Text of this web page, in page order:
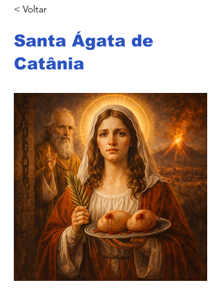
< Voltar
Santa Ágata de
Catânia